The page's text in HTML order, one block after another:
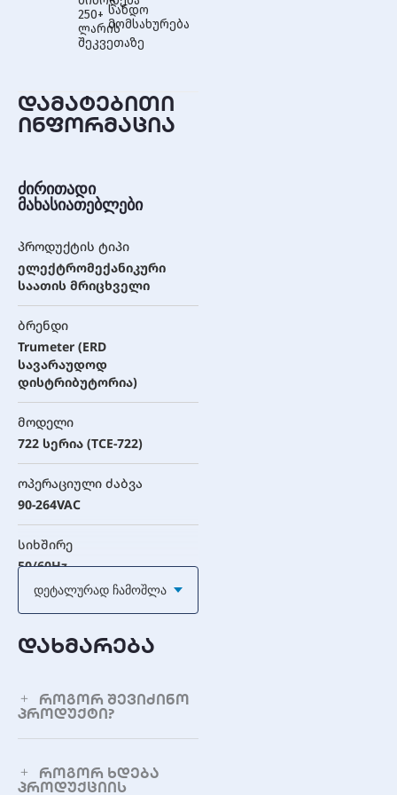
250+
ლარის
შეკვეთაზე
სანდო
მომსახურება
დამატებითი
ინფორმაცია
ძირითადი
მახასიათებლები
პროდუქტის ტიპი
ელექტრომექანიკური
საათის მრიცხველი
ბრენდი
Trumeter (ERD
სავარაუდოდ
დისტრიბუტორია)
მოდელი
722 სერია (TCE-722)
ოპერაციული ძაბვა
90-264VAC
სიხშირე
50/60Hz
ფონზე; მეათედები: შავი
თეთრ ფონზე
სიზუსტე
კვარცის სიზუსტე
Დეტალურად Ჩამოშლა
დახმარება
როგორ შევიძინო
პროდუქტი?
როგორ ხდება
პროდუქციის